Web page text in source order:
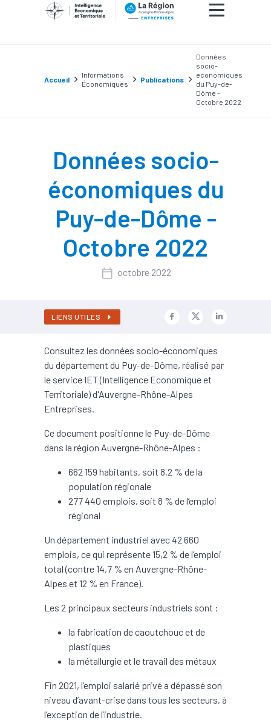
Accueil
Informations
Économiques
Publications
Données
socio-
économiques
du Puy-de-
Dôme -
Octobre 2022
Données socio-
économiques du
Puy-de-Dôme -
Octobre 2022
octobre 2022
LIENS UTILES
Consultez les données socio-économiques
du département du Puy-de-Dôme, réalisé par
le service IET (Intelligence Economique et
Territoriale) d'Auvergne-Rhône-Alpes
Entreprises.
Ce document positionne le Puy-de-Dôme
dans la région Auvergne-Rhône-Alpes :
662 159 habitants, soit 8,2 % de la
population régionale
277 440 emplois, soit 8 % de l’emploi
régional
Un département industriel avec 42 660
emplois, ce qui représente 15,2 % de l’emploi
total (contre 14,7 % en Auvergne-Rhône-
Alpes et 12 % en France).
Les 2 principaux secteurs industriels sont :
la fabrication de caoutchouc et de
plastiques
la métallurgie et le travail des métaux
Fin 2021, l’emploi salarié privé a dépassé son
niveau d’avant-crise dans tous les secteurs, à
l’exception de l’industrie.